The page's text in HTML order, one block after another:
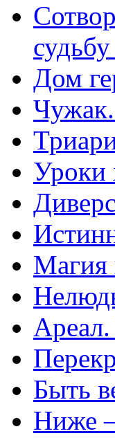
Дом
Уроки
Магия
Быть
Ниже